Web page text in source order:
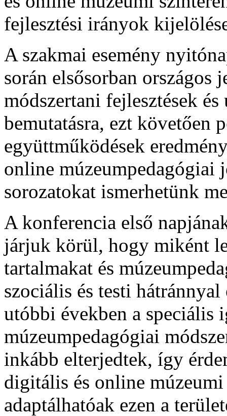
fejlesztési irányok
A szakmai esemény
során elsősorban országos
módszertani fejlesztések
bemutatásra, ezt követően
együttműködések
online múzeumpedagógiai
sorozatokat ismerhetünk
A konferencia első
járjuk körül, hogy miként
tartalmakat és
szociális és testi
utóbbi években a speciális
múzeumpedagógiai
inkább elterjedtek, így
digitális és online
adaptálhatóak ezen a